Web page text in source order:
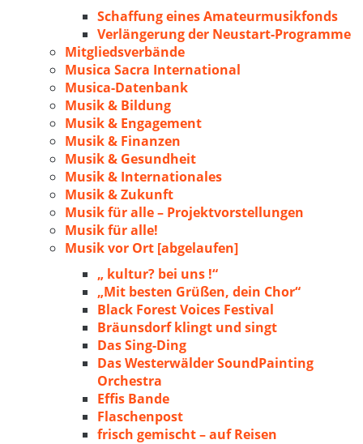
Schaffung eines Amateurmusikfonds
Verlängerung der Neustart-Programme
Mitgliedsverbände
Musica Sacra International
Musica-Datenbank
Musik & Bildung
Musik & Engagement
Musik & Finanzen
Musik & Gesundheit
Musik & Internationales
Musik & Zukunft
Musik für alle – Projektvorstellungen
Musik für alle!
Musik vor Ort [abgelaufen]
„ kultur? bei uns !“
„Mit besten Grüßen, dein Chor“
Black Forest Voices Festival
Bräunsdorf klingt und singt
Das Sing-Ding
Das Westerwälder SoundPainting
Orchestra
Effis Bande
Flaschenpost
frisch gemischt – auf Reisen